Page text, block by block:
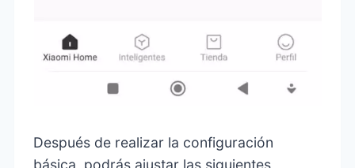
Después de realizar la configuración
básica, podrás ajustar las siguientes